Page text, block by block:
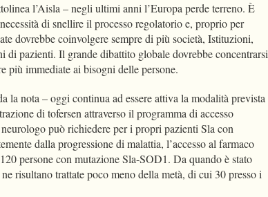
l’Aisla – negli ultimi anni l’Europa perde terreno. È
di snellire il processo regolatorio e, proprio per
dovrebbe coinvolgere sempre di più società, Istituzioni,
di pazienti. Il grande dibattito globale dovrebbe concentrarsi
più immediate ai bisogni delle persone.
la nota – oggi continua ad essere attiva la modalità prevista
di tofersen attraverso il programma di accesso
può richiedere per i propri pazienti Sla con
dalla progressione di malattia, l’accesso al farmaco
persone con mutazione Sla-SOD1. Da quando è stato
risultano trattate poco meno della metà, di cui 30 presso i